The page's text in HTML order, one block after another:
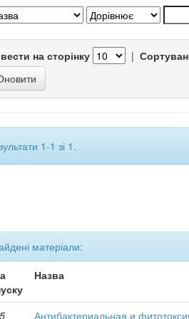
на сторінку |
1-1 зі 1.
матеріали:
Назва
Антибактериальная и